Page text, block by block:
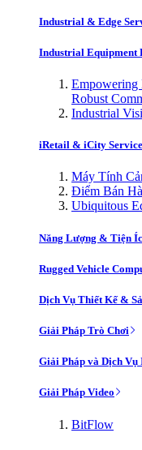
Industrial & Edge
Industrial Equipment
Empowering
Robust
Industrial
iRetail & iCity
Máy Tính
Điểm Bán
Ubiquitous
Năng Lượng & Tiện
Rugged Vehicle
Dịch Vụ Thiết Kế &
Giải Pháp Trò Chơi
Giải Pháp và Dịch
Giải Pháp Video
BitFlow